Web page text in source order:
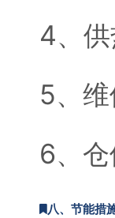
4、
5、
6、
八、节能措